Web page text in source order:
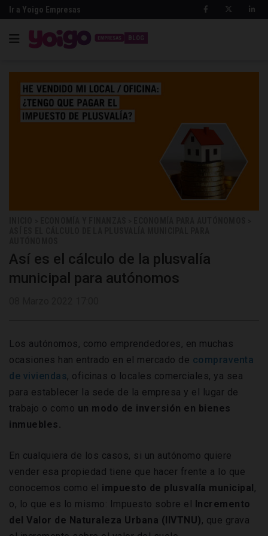
Ir a Yoigo Empresas
BLOG
Así es el cálculo de la plusvalía
municipal para autónomos
Los autónomos, como emprendedores, en muchas
ocasiones han entrado en el mercado de compraventa
de viviendas, oficinas o locales comerciales, ya sea
para establecer la sede de la empresa y el lugar de
trabajo o como un modo de inversión en bienes
inmuebles.
En cualquiera de los casos, si un autónomo quiere
vender esa propiedad tiene que hacer frente a lo que
conocemos como el impuesto de plusvalía municipal ,
o, lo que es lo mismo: Impuesto sobre el
Incremento
del Valor de Naturaleza Urbana (IIVTNU), que grava